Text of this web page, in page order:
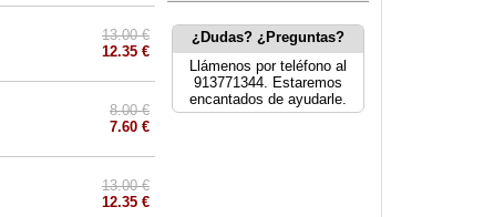
13.00 €
12.35 €
8.00 €
7.60 €
13.00 €
12.35 €
¿Dudas? ¿Preguntas?
Llámenos por teléfono al
913771344. Estaremos
encantados de ayudarle.